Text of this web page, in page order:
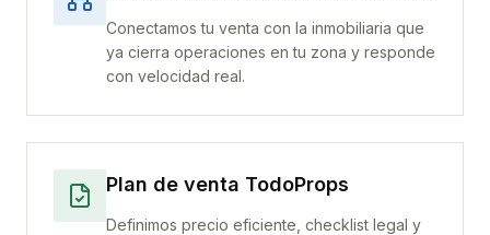
Conectamos tu venta con la inmobiliaria que
ya cierra operaciones en tu zona y responde
con velocidad real.
Plan de venta TodoProps
Definimos precio eficiente, checklist legal y